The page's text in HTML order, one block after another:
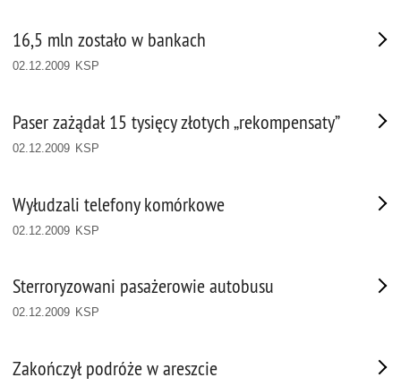
16,5 mln zostało w bankach
02.12.2009 KSP
Paser zażądał 15 tysięcy złotych „rekompensaty”
02.12.2009 KSP
Wyłudzali telefony komórkowe
02.12.2009 KSP
Sterroryzowani pasażerowie autobusu
02.12.2009 KSP
Zakończył podróże w areszcie